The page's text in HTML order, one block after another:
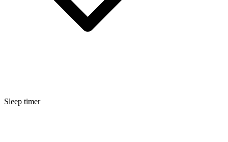
Sleep timer